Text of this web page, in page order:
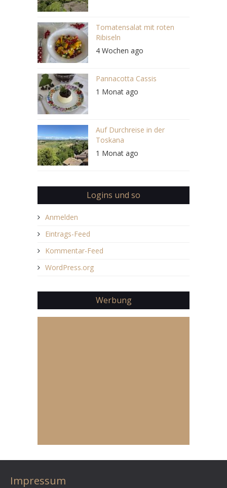
Tomatensalat mit roten
Ribiseln
4 Wochen ago
Pannacotta Cassis
1 Monat ago
Auf Durchreise in der
Toskana
1 Monat ago
Logins und so
Anmelden
Eintrags-Feed
Kommentar-Feed
WordPress.org
Werbung
Impressum